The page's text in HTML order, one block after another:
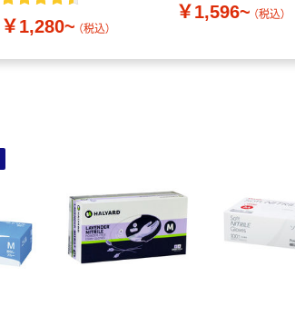
￥1,280~ （税込）
ーブ）
￥1,596~ （税込）